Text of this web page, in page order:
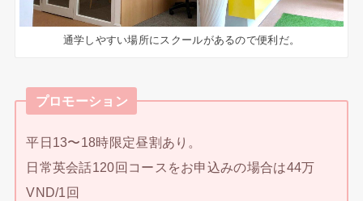
通学しやすい場所にスクールがあるので便利だ。
プロモーション
平日13〜18時限定昼割あり。
日常英会話120回コースをお申込みの場合は44万
VND/1回